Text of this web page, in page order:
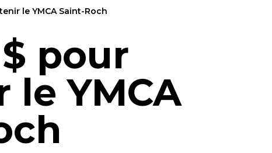
le YMCA Saint-Roch
pour
le YMCA